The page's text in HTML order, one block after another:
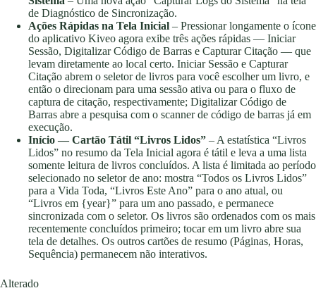
de Diagnóstico de Sincronização.
Ações Rápidas na Tela Inicial – Pressionar longamente o ícone
do aplicativo Kiveo agora exibe três ações rápidas — Iniciar
Sessão, Digitalizar Código de Barras e Capturar Citação — que
levam diretamente ao local certo. Iniciar Sessão e Capturar
Citação abrem o seletor de livros para você escolher um livro, e
então o direcionam para uma sessão ativa ou para o fluxo de
captura de citação, respectivamente; Digitalizar Código de
Barras abre a pesquisa com o scanner de código de barras já em
execução.
Início — Cartão Tátil “Livros Lidos” – A estatística “Livros
Lidos” no resumo da Tela Inicial agora é tátil e leva a uma lista
somente leitura de livros concluídos. A lista é limitada ao período
selecionado no seletor de ano: mostra “Todos os Livros Lidos”
para a Vida Toda, “Livros Este Ano” para o ano atual, ou
“Livros em {year}” para um ano passado, e permanece
sincronizada com o seletor. Os livros são ordenados com os mais
recentemente concluídos primeiro; tocar em um livro abre sua
tela de detalhes. Os outros cartões de resumo (Páginas, Horas,
Sequência) permanecem não interativos.
Alterado